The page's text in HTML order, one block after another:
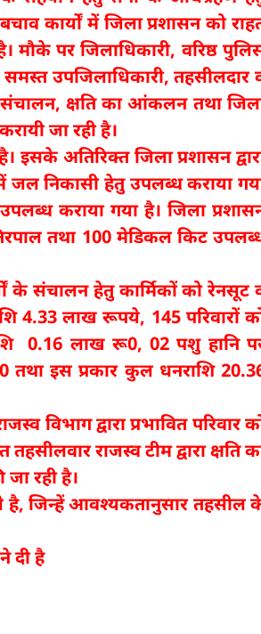
कार्यों में जिला प्रशासन को
मौके पर जिलाधिकारी, वरिष्ठ
उपजिलाधिकारी, तहसीलदार
संचालन, क्षति का आंकलन तथा
जा रही है।
इसके अतिरिक्त जिला प्रशासन
निकासी हेतु उपलब्ध कराया
कराया गया है। जिला
तथा 100 मेडिकल किट
के संचालन हेतु कार्मिकों को रेनसूट
4.33 लाख रूपये, 145 परिवारों
0.16 लाख रू0, 02 पशु हानि
तथा इस प्रकार कुल धनराशि
विभाग द्वारा प्रभावित परिवार
राजस्व टीम द्वारा क्षति
रही है।
है, जिन्हें आवश्यकतानुसार तहसील
दी है